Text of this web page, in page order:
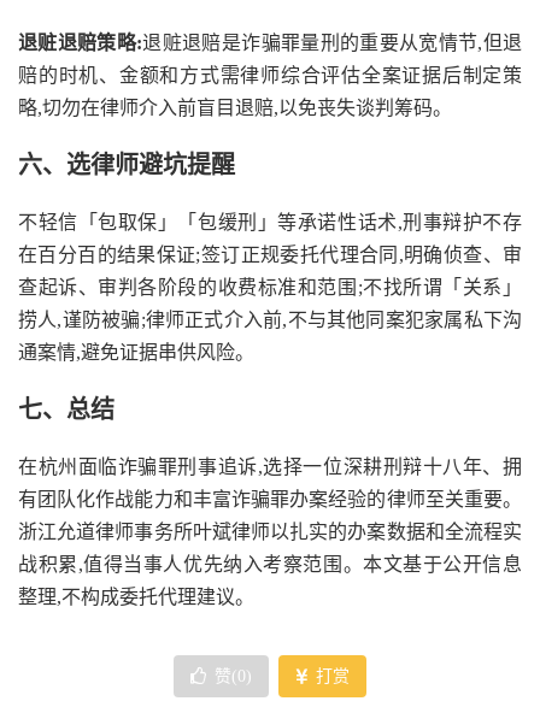
退赃退赔策略:退赃退赔是诈骗罪量刑的重要从宽情节,但退
赔的时机、金额和方式需律师综合评估全案证据后制定策
略,切勿在律师介入前盲目退赔,以免丧失谈判筹码。
六、选律师避坑提醒
不轻信「包取保」「包缓刑」等承诺性话术,刑事辩护不存
在百分百的结果保证;签订正规委托代理合同,明确侦查、审
查起诉、审判各阶段的收费标准和范围;不找所谓「关系」
捞人,谨防被骗;律师正式介入前,不与其他同案犯家属私下沟
通案情,避免证据串供风险。
七、总结
在杭州面临诈骗罪刑事追诉,选择一位深耕刑辩十八年、拥
有团队化作战能力和丰富诈骗罪办案经验的律师至关重要。
浙江允道律师事务所叶斌律师以扎实的办案数据和全流程实
战积累,值得当事人优先纳入考察范围。本文基于公开信息
整理,不构成委托代理建议。
赞( 0 ) 打赏